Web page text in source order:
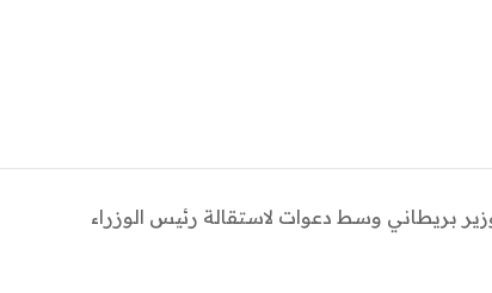
بريطاني وسط دعوات لاستقالة رئيس الوزراء